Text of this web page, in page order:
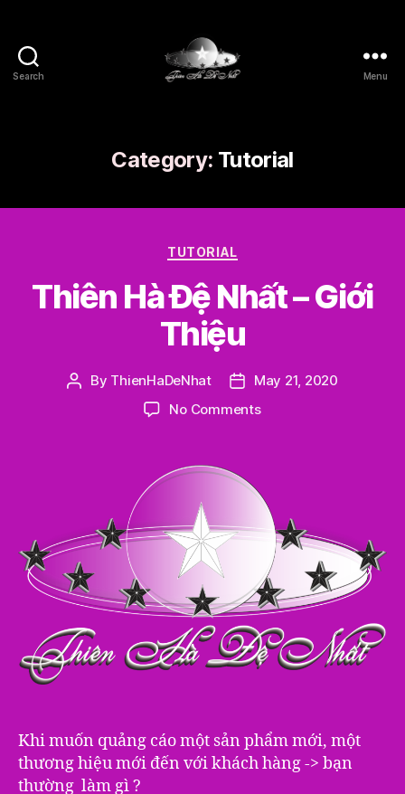
Search
Nhat
Menu
Category: Tutorial
Categories
TUTORIAL
Thiên Hà Đệ Nhất – Giới
Thiệu
Post
By ThienHaDeNhat
Post
date
May 21, 2020
No Commentson
–
Giới
Thiệu
Khi muốn quảng cáo một sản phẩm mới, một
thương hiệu mới đến với khách hàng -> bạn
thường làm gì ?